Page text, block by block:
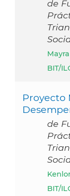
de
BIT/
Proyecto
de
BIT/